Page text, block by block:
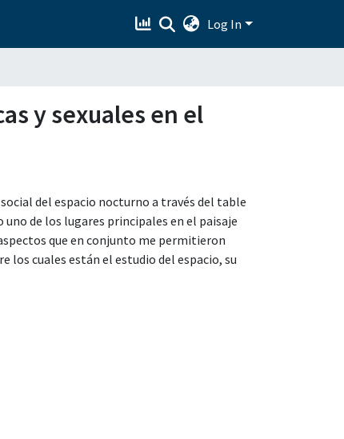
Log In
y sexuales en el
del espacio nocturno a través del table
uno de los lugares principales en el paisaje
que en conjunto me permitieron
los cuales están el estudio del espacio, su